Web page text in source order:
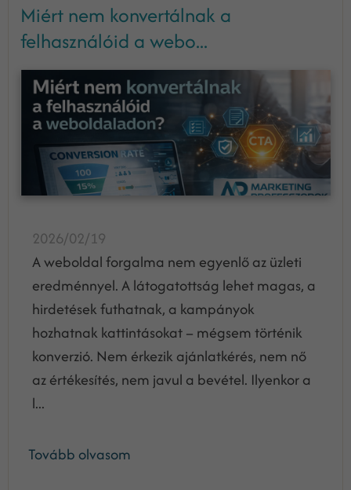
Miért nem konvertálnak a
felhasználóid a webo...
2026/02/19
A weboldal forgalma nem egyenlő az üzleti
eredménnyel. A látogatottság lehet magas, a
hirdetések futhatnak, a kampányok
hozhatnak kattintásokat – mégsem történik
konverzió. Nem érkezik ajánlatkérés, nem nő
az értékesítés, nem javul a bevétel. Ilyenkor a
l...
Tovább olvasom